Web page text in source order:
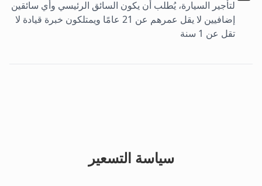
لتأجير السيارة، يُطلب أن يكون السائق الرئيسي وأي سائقين
إضافيين لا يقل عمرهم عن 21 عامًا ويمتلكون خبرة قيادة لا
تقل عن 1 سنة
سياسة التسعير